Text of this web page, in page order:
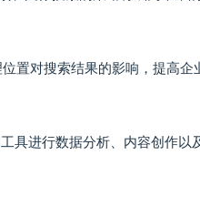
置对搜索结果的影响，提高企
具进行数据分析、内容创作以